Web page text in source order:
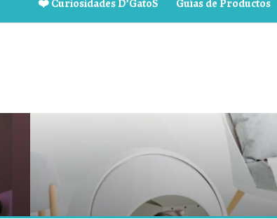
❤️ Curiosidades D’GatoS Guías de Productos